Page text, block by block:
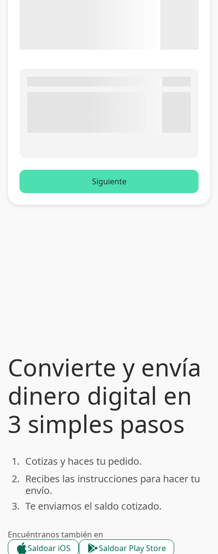
Convierte y envía
dinero digital en
3 simples pasos
done
1. Cotizas y haces tu pedido.
done
2. Recibes las instrucciones para hacer tu
envío.
done
3. Te enviamos el saldo cotizado.
Encuéntranos también en
Saldoar iOS
Saldoar Play Store
Siguiente